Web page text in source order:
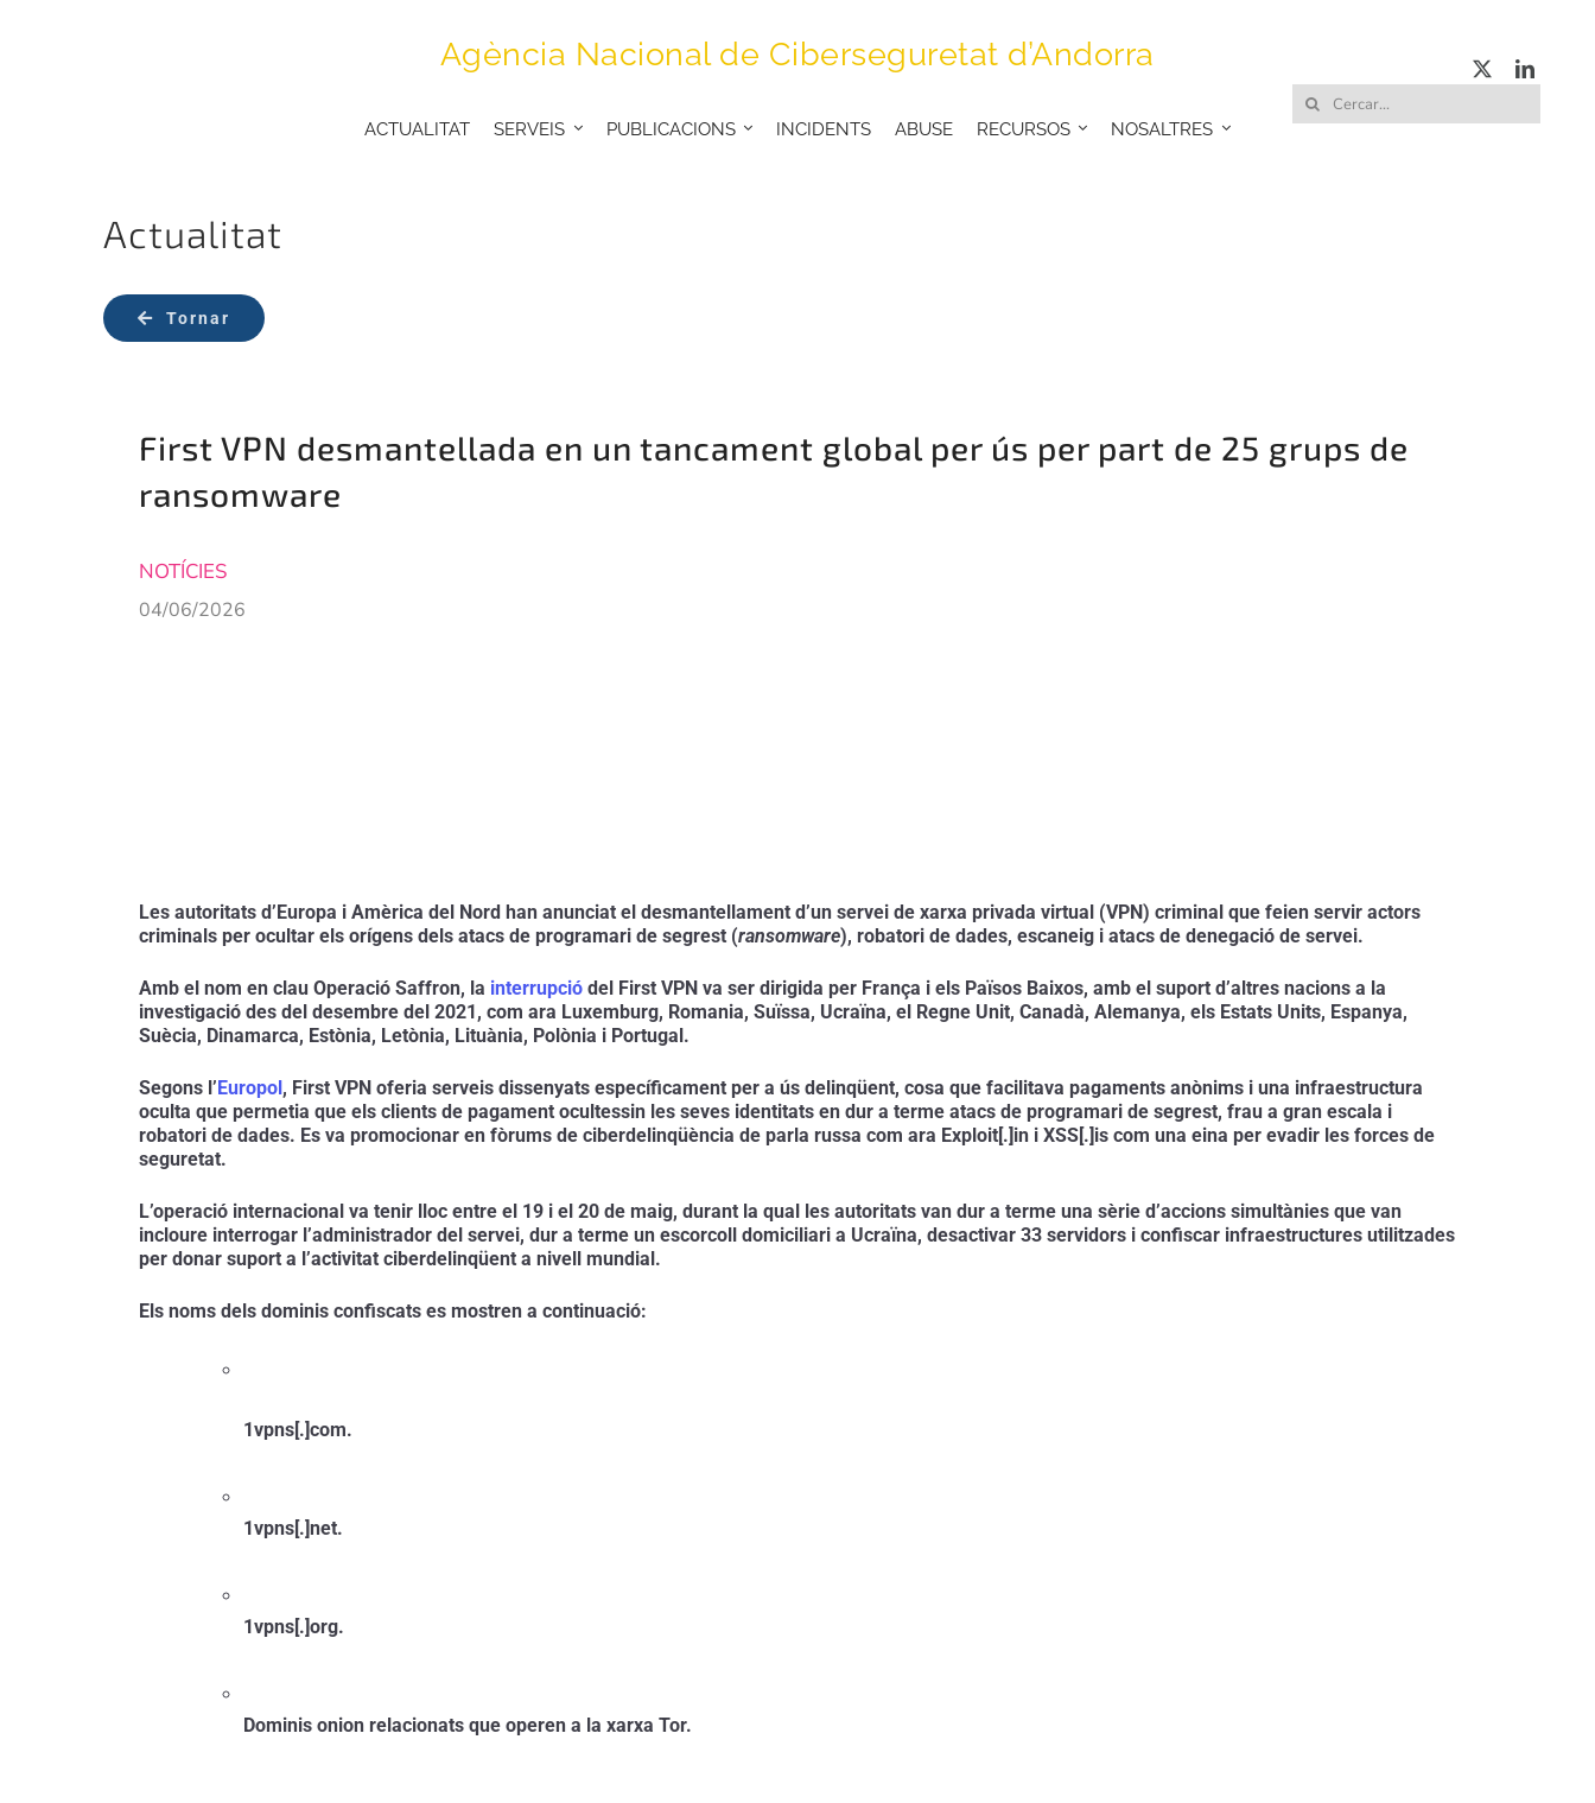
Agència Nacional de Ciberseguretat d’Andorra
ACTUALITAT SERVEIS PUBLICACIONS INCIDENTS ABUSE RECURSOS NOSALTRES
Cerca
Actualitat
Tornar
First VPN desmantellada en un tancament global per ús per part de 25 grups de
ransomware
NOTÍCIES
04/06/2026
Les autoritats d’Europa i Amèrica del Nord han anunciat el desmantellament d’un servei de xarxa privada virtual (VPN) criminal que feien servir actors
criminals per ocultar els orígens dels atacs de programari de segrest (ransomware), robatori de dades, escaneig i atacs de denegació de servei.
Amb el nom en clau Operació Saffron, la interrupció del First VPN va ser dirigida per França i els Països Baixos, amb el suport d’altres nacions a la
investigació des del desembre del 2021, com ara Luxemburg, Romania, Suïssa, Ucraïna, el Regne Unit, Canadà, Alemanya, els Estats Units, Espanya,
Suècia, Dinamarca, Estònia, Letònia, Lituània, Polònia i Portugal.
Segons l’Europol, First VPN oferia serveis dissenyats específicament per a ús delinqüent, cosa que facilitava pagaments anònims i una infraestructura
oculta que permetia que els clients de pagament ocultessin les seves identitats en dur a terme atacs de programari de segrest, frau a gran escala i
robatori de dades. Es va promocionar en fòrums de ciberdelinqüència de parla russa com ara Exploit[.]in i XSS[.]is com una eina per evadir les forces de
seguretat.
L’operació internacional va tenir lloc entre el 19 i el 20 de maig, durant la qual les autoritats van dur a terme una sèrie d’accions simultànies que van
incloure interrogar l’administrador del servei, dur a terme un escorcoll domiciliari a Ucraïna, desactivar 33 servidors i confiscar infraestructures utilitzades
per donar suport a l’activitat ciberdelinqüent a nivell mundial.
Els noms dels dominis confiscats es mostren a continuació:
1vpns[.]com.
1vpns[.]net.
1vpns[.]org.
Dominis onion relacionats que operen a la xarxa Tor.